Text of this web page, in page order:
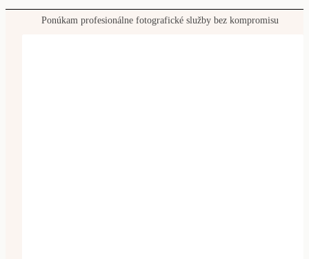
Ponúkam profesionálne fotografické služby bez kompromisu